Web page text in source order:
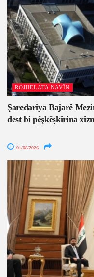
ROJHELATA NAVÎN
Şaredariya Bajarê
dest bi pêşkêşkirina
01/08/2026